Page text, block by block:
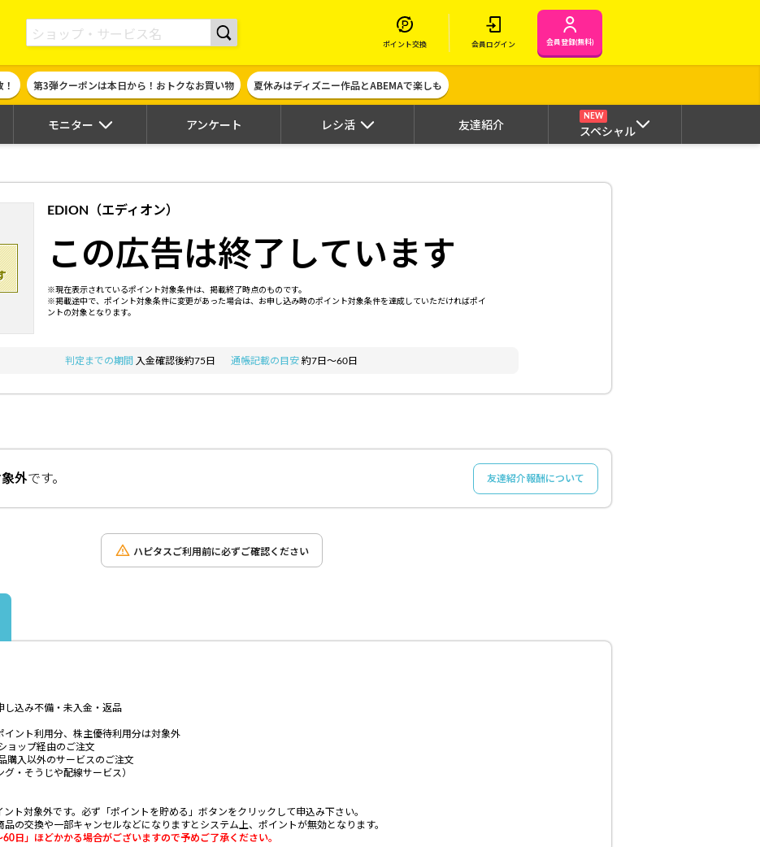
貯めて現金やギフト券に交換できるポイントサイト | ハピタス
ポイント交換 会員ログイン 会員登録(無料)
第3弾クーポンは本日から！おトクなお買い物 夏休みはディズニー作品とABEMAで楽しも
モニター アンケート レシ活 友達紹介
NEW
スペシャル
EDION（エディオン）
この広告は終了しています
※現在表示されているポイント対象条件は、掲載終了時点のものです。
※掲載途中で、ポイント対象条件に変更があった場合は、お申し込み時のポイント対象条件を達成していただければポイ
ントの対象となります。
判定までの期間 入金確認後約75日 通帳記載の目安 約7日～60日
外です。 友達紹介報酬について
ハピタスご利用前に必ずご確認ください
し込み不備・未入金・返品
イント利用分、株主優待利用分は対象外
ョップ経由のご注文
購入以外のサービスのご注文
・そうじや配線サービス）
ト対象外です。必ず「ポイントを貯める」ボタンをクリックして申込み下さい。
の交換や一部キャンセルなどになりますとシステム上、ポイントが無効となります。
日」ほどかかる場合がございますので予めご了承ください。